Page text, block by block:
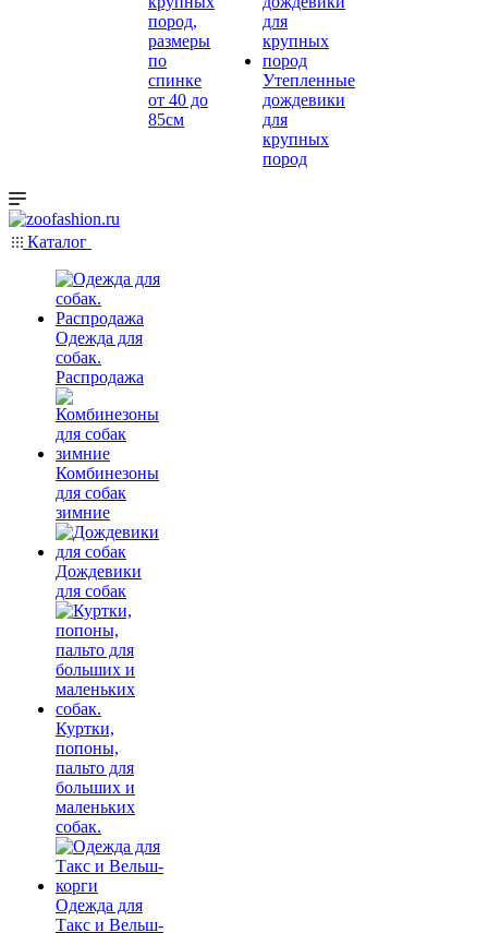
пород,
размеры
по
спинке
от 40 до
85см
Утепленные
дождевики
для
крупных
пород
Каталог
Одежда для
собак.
Распродажа
Комбинезоны
для собак
зимние
Дождевики
для собак
Куртки,
попоны,
пальто для
больших и
маленьких
собак.
Одежда для
Такс и Вельш-